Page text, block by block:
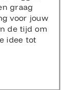
graag
voor jouw
de tijd om
idee tot